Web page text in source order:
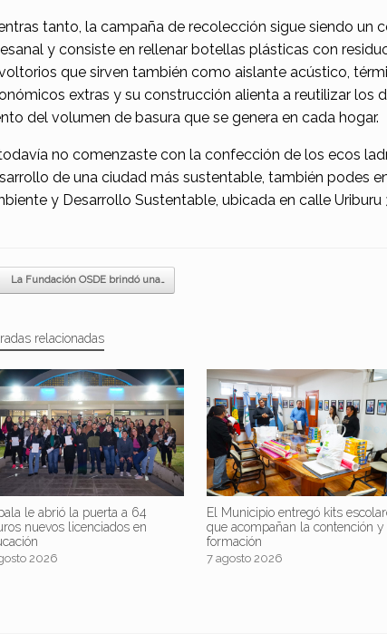
tanto, la campaña de recolección sigue siendo un
y consiste en rellenar botellas plásticas con
que sirven también como aislante acústico,
extras y su construcción alienta a reutilizar los
del volumen de basura que se genera en cada hogar.
no comenzaste con la confección de los ecos
de una ciudad más sustentable, también podes
y Desarrollo Sustentable, ubicada en calle Uriburu
de artículos
La Fundación OSDE brindó una…
relacionadas
le abrió la puerta a 64
nuevos licenciados en
2026
El Municipio entregó kits
que acompañan la contención y
formación
7 agosto 2026